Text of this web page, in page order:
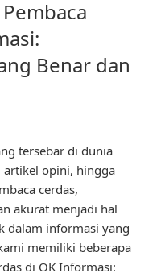
Benar dan
tersebar di dunia
artikel opini, hingga
cerdas,
akurat menjadi hal
dalam informasi yang
memiliki beberapa
di OK Informasi: